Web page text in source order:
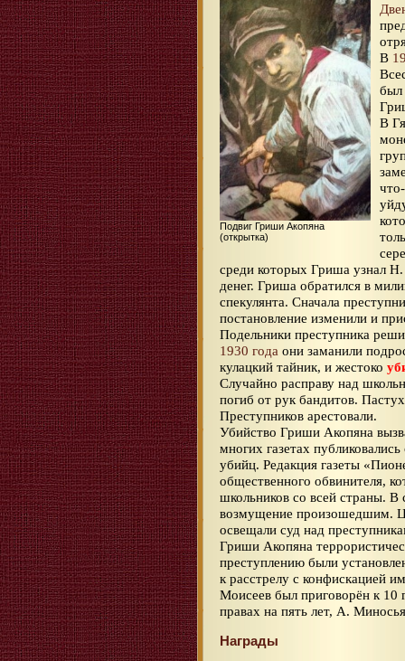
Подвиг Гриши Акопяна
(открытка)
В
был
В
среди которых Гриша узнал Н.
денег. Гриша обратился в
спекулянта. Сначала
постановление изменили и
Подельники преступника
1930 года они заманили
кулацкий тайник, и жестоко
Случайно расправу над
погиб от рук бандитов.
Преступников арестовали.
Убийство Гриши Акопяна
многих газетах
убийц. Редакция газеты
общественного обвинителя,
школьников со всей страны. В
возмущение произошедшим.
освещали суд над
Гриши Акопяна
преступлению были
к расстрелу с конфискацией
Моисеев был приговорён к
правах на пять лет, А.
Награды